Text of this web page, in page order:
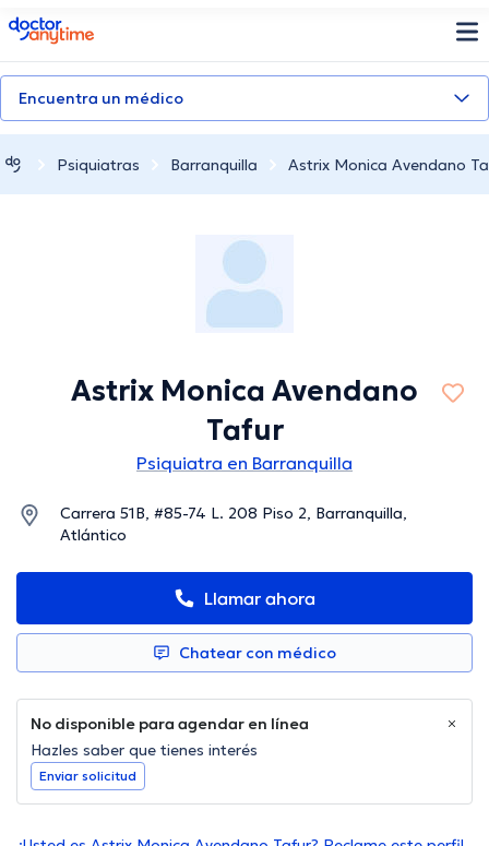
doctoranytime
Encuentra un médico
Psiquiatras Barranquilla Astrix Monica Avendano
Astrix Monica Avendano
Tafur
Psiquiatra en Barranquilla
Carrera 51B, #85-74 L. 208 Piso 2, Barranquilla,
Atlántico
Llamar ahora
Chatear con médico
No disponible para agendar en línea
Hazles saber que tienes interés
Enviar solicitud